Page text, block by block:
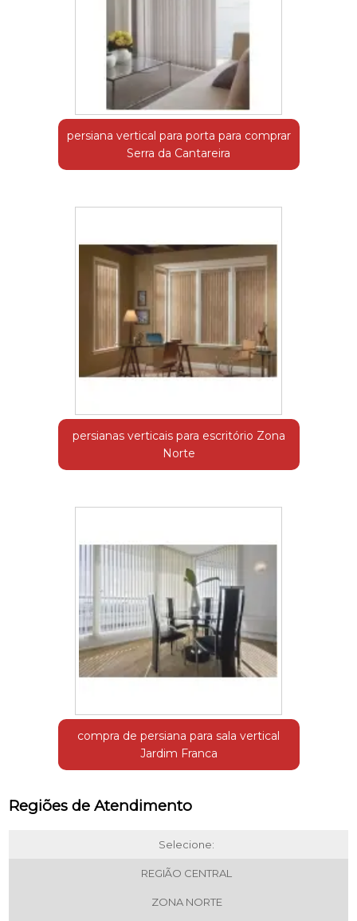
persiana vertical para porta para comprar
Serra da Cantareira
persianas verticais para escritório Zona
Norte
compra de persiana para sala vertical
Jardim Franca
Regiões de Atendimento
Selecione:
REGIÃO CENTRAL
ZONA NORTE